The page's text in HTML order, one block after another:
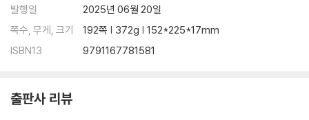
발행일
2025년 06월 20일
쪽수, 무게, 크기
192쪽 | 372g | 152*225*17mm
ISBN13
9791167781581
출판사 리뷰